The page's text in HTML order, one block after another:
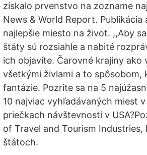
získalo prvenstvo na zozname
News & World Report.
najlepšie miesto na život. ,,Aby
štáty sú rozsiahle a nabité
ich objavíte. Čarovné krajiny
všetkými živlami a to
fantázie. Pozrite sa na 5
10 najviac vyhľadávaných miest
priečkach návštevnosti v
of Travel and Tourism
štátoch.